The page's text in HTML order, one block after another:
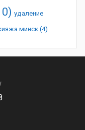
удаление
минск (4)